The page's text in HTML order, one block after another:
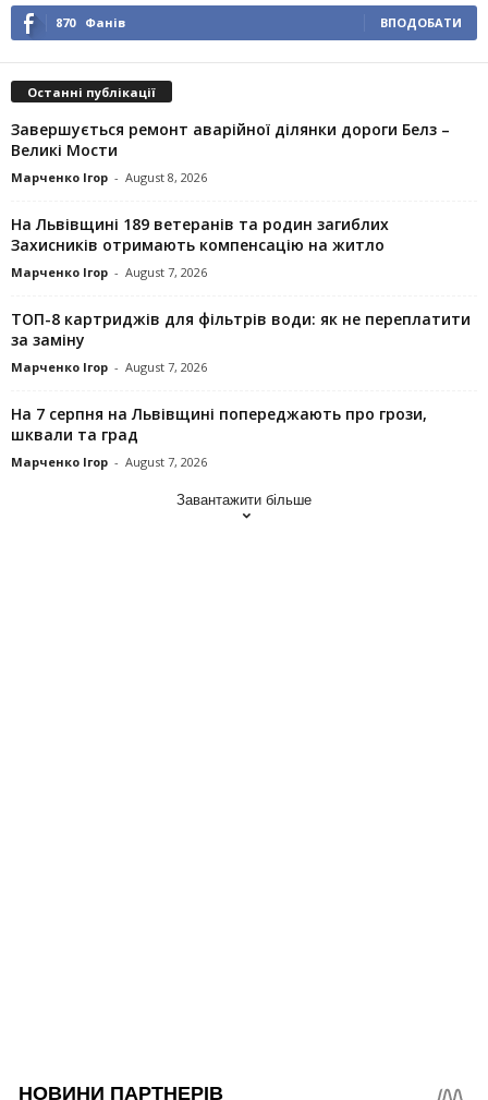
870 Фанів ВПОДОБАТИ
Останні публікації
Завершується ремонт аварійної ділянки дороги Белз –
Великі Мости
Марченко Ігор - August 8, 2026
На Львівщині 189 ветеранів та родин загиблих
Захисників отримають компенсацію на житло
Марченко Ігор - August 7, 2026
ТОП-8 картриджів для фільтрів води: як не переплатити
за заміну
Марченко Ігор - August 7, 2026
На 7 серпня на Львівщині попереджають про грози,
шквали та град
Марченко Ігор - August 7, 2026
Завантажити більше